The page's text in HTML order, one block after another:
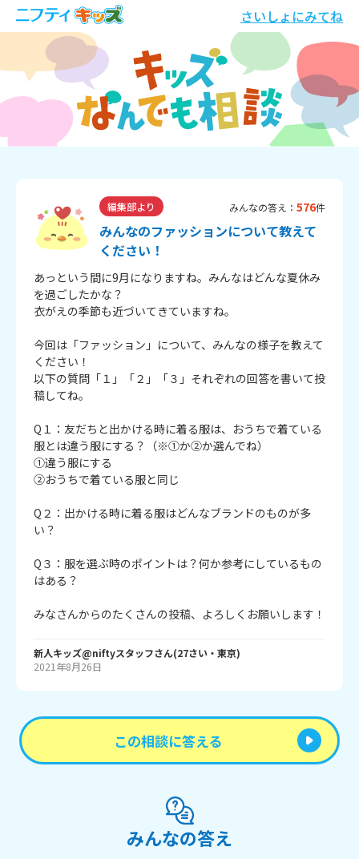
さいしょにみてね
編集部より みんなの答え： 576件
みんなのファッションについて教えて
ください！
あっという間に9月になりますね。みんなはどんな夏休み
を過ごしたかな？
衣がえの季節も近づいてきていますね。
今回は「ファッション」について、みんなの様子を教えて
ください！
以下の質問「１」「２」「３」それぞれの回答を書いて投
稿してね。
Q１：友だちと出かける時に着る服は、おうちで着ている
服とは違う服にする？（※①か②か選んでね）
①違う服にする
②おうちで着ている服と同じ
Q２：出かける時に着る服はどんなブランドのものが多
い？
Q３：服を選ぶ時のポイントは？何か参考にしているもの
はある？
みなさんからのたくさんの投稿、よろしくお願いします！
新人キッズ@niftyスタッフさん(27さい・ 東京)
2021年8月26日
この相談に答える
みんなの答え